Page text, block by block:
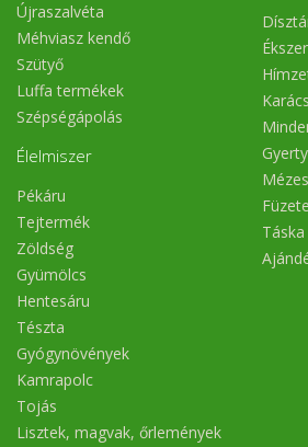
Újraszalvéta
Méhviasz kendő
Szütyő
Luffa termékek
Szépségápolás
Élelmiszer
Pékáru
Tejtermék
Zöldség
Gyümölcs
Hentesáru
Tészta
Gyógynövények
Kamrapolc
Tojás
Lisztek, magvak, őrlemények
Ékszer
Táska